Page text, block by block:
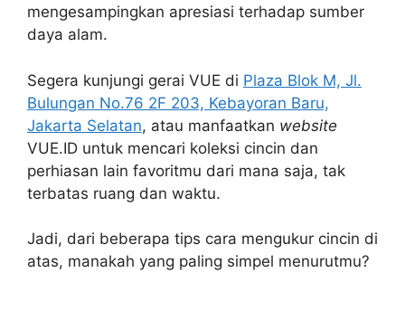
mengesampingkan apresiasi terhadap sumber
daya alam.
Segera kunjungi gerai VUE di Plaza Blok M, Jl.
Bulungan No.76 2F 203, Kebayoran Baru,
Jakarta Selatan, atau manfaatkan website
VUE.ID untuk mencari koleksi cincin dan
perhiasan lain favoritmu dari mana saja, tak
terbatas ruang dan waktu.
Jadi, dari beberapa tips cara mengukur cincin di
atas, manakah yang paling simpel menurutmu?